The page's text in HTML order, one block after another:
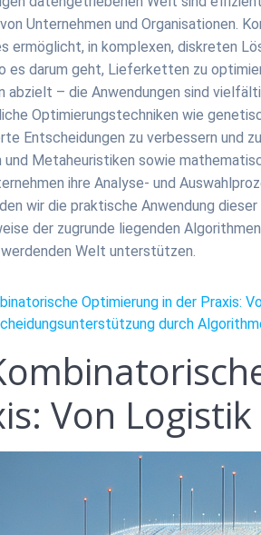
Unternehmen und Organisationen.
ermöglicht, in komplexen, diskreten
es darum geht, Lieferketten zu
abzielt – die Anwendungen sind
Optimierungstechniken wie
Entscheidungen zu verbessern und
und Metaheuristiken sowie
ihre Analyse- und
wir die praktische Anwendung
der zugrunde liegenden
Welt unterstützen.
Optimierung in der Praxis:
durch
Von